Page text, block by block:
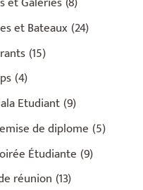
et Bateaux(24)
(15)
(4)
Etudiant(9)
de diplome (5)
Étudiante (9)
réunion (13)